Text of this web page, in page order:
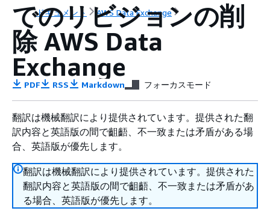
ドキュメント AWS Data Exchange
でのリビジョンの削
除 AWS Data
Exchange
PDF RSS Markdown フォーカスモード
翻訳は機械翻訳により提供されています。提供された翻
訳内容と英語版の間で齟齬、不一致または矛盾がある場
合、英語版が優先します。
翻訳は機械翻訳により提供されています。提供された
翻訳内容と英語版の間で齟齬、不一致または矛盾があ
る場合、英語版が優先します。